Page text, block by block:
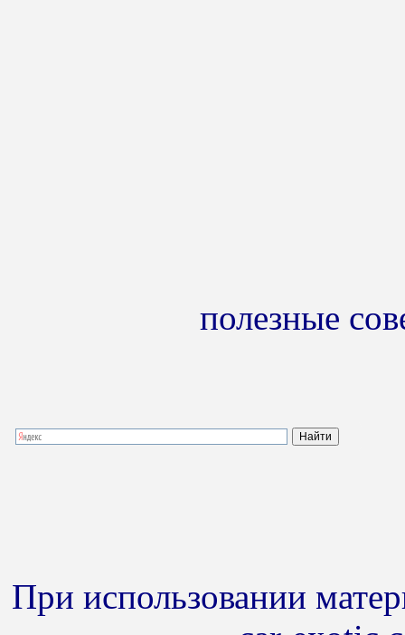
полезные
При использовании